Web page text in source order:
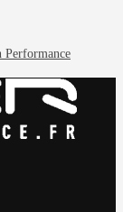
Performance